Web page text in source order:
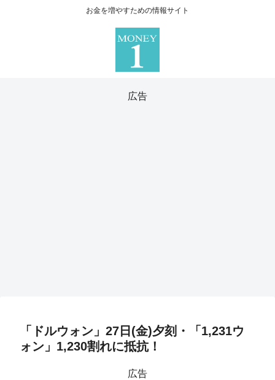
お金を増やすための情報サイト
広告
「ドルウォン」27日(金)夕刻・「1,231ウ
ォン」1,230割れに抵抗！
広告